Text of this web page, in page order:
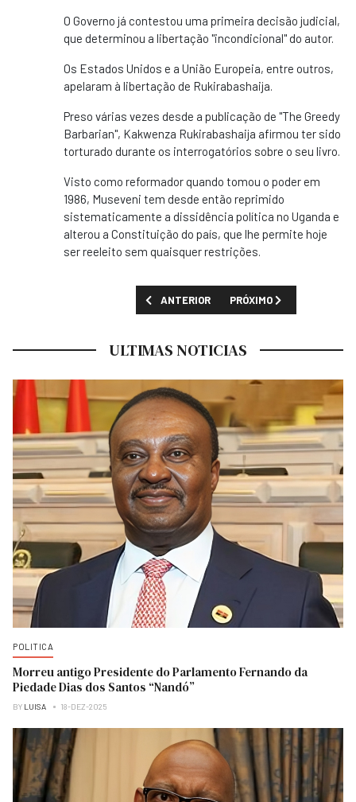
O Governo já contestou uma primeira decisão judicial,
que determinou a libertação "incondicional" do autor.
Os Estados Unidos e a União Europeia, entre outros,
apelaram à libertação de Rukirabashaija.
Preso várias vezes desde a publicação de "The Greedy
Barbarian", Kakwenza Rukirabashaija afirmou ter sido
torturado durante os interrogatórios sobre o seu livro.
Visto como reformador quando tomou o poder em
1986, Museveni tem desde então reprimido
sistematicamente a dissidência política no Uganda e
alterou a Constituição do país, que lhe permite hoje
ser reeleito sem quaisquer restrições.
ARTIGO ANTERIOR: CABO-VERDIANOS EM
ANTERIOR PRÓXIMO ARTIGO:
PRÓXIMO
ULTIMAS NOTICIAS
POLITICA
Morreu antigo Presidente do Parlamento Fernando da
Piedade Dias dos Santos “Nandó”
BY LUISA 18-DEZ-2025